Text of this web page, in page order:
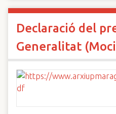
Declaració del
Generalitat